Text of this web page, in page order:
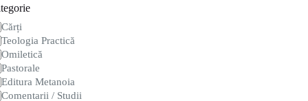
Cărți
Teologia Practică
Omiletică
Pastorale
Editura Metanoia
Comentarii / Studii